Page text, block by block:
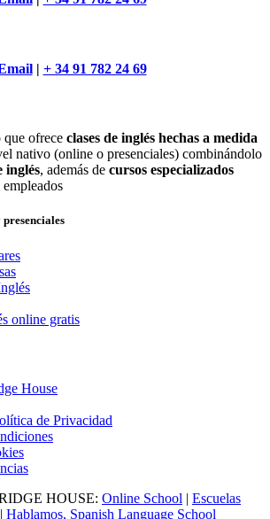
| + 34 91 782 24 69
que ofrece clases de inglés hechas a medida
nativo (online o presenciales) combinándolo
inglés, además de cursos especializados
empleados
presenciales
online gratis
House
de Privacidad
HOUSE: Online School | Escuelas
Hablamos, Spanish Language School